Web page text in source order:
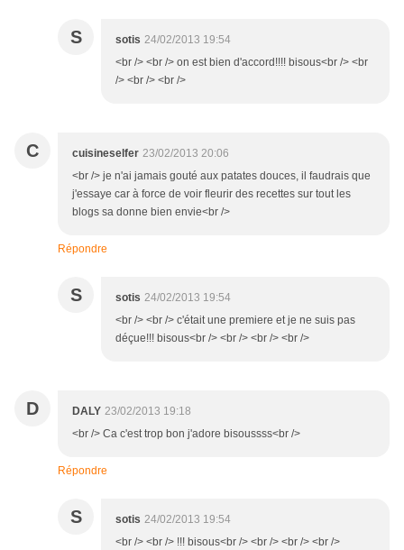
S sotis 24/02/2013 19:54
<br /> <br /> on est bien d'accord!!!! bisous<br /> <br
/> <br /> <br />
C cuisineselfer 23/02/2013 20:06
<br /> je n'ai jamais gouté aux patates douces, il faudrais que
j'essaye car à force de voir fleurir des recettes sur tout les
blogs sa donne bien envie<br />
Répondre
S sotis 24/02/2013 19:54
<br /> <br /> c'était une premiere et je ne suis pas
déçue!!! bisous<br /> <br /> <br /> <br />
D DALY 23/02/2013 19:18
<br /> Ca c'est trop bon j'adore bisoussss<br />
Répondre
S sotis 24/02/2013 19:54
<br /> <br /> !!! bisous<br /> <br /> <br /> <br />